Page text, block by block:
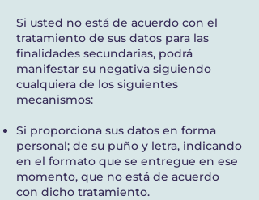
Si usted no está de acuerdo con el
tratamiento de sus datos para las
finalidades secundarias, podrá
manifestar su negativa siguiendo
cualquiera de los siguientes
mecanismos:
Si proporciona sus datos en forma
personal; de su puño y letra, indicando
en el formato que se entregue en ese
momento, que no está de acuerdo
con dicho tratamiento.